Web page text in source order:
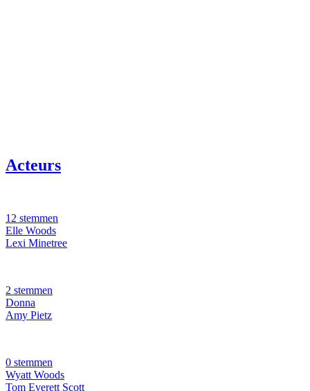
Acteurs
12 stemmen
Elle Woods
Lexi Minetree
2 stemmen
Donna
Amy Pietz
0 stemmen
Wyatt Woods
Tom Everett Scott